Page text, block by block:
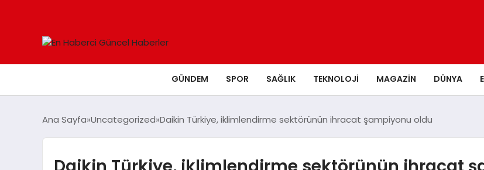
GÜNDEM SPOR SAĞLIK TEKNOLOJI MAGAZIN DÜNYA
Ana Sayfa Uncategorized Daikin Türkiye, iklimlendirme sektörünün ihracat şampiyonu oldu